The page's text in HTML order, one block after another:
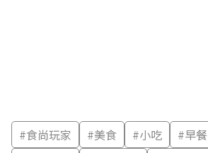
#食尚玩家 #美食 #小吃 #早餐